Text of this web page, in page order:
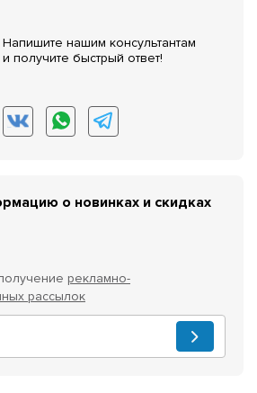
Напишите нашим консультантам
и получите быстрый ответ!
о новинках и скидках
рекламно-
рассылок